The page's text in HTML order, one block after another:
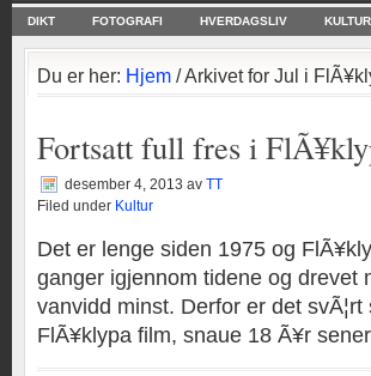
DIKT FOTOGRAFI HVERDAGSLIV KULTUR
Du er her: Hjem / Arkivet for Jul i
Fortsatt full fres i
desember 4, 2013 av TT
Filed under Kultur
Det er lenge siden 1975 og
ganger igjennom tidene og drevet
vanvidd minst. Derfor er det
FlÃ¥klypa film, snaue 18 Ã¥r